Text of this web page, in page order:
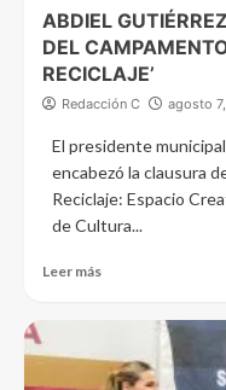
ABDIEL
DEL
RECICLAJE’
Redacción C agosto
El presidente
encabezó la clausura
Reciclaje: Espacio
de Cultura...
Leer más